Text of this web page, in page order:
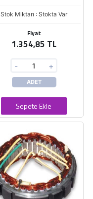
Stok Miktarı : Stokta Var
Fiyat
1.354,85 TL
- +
ADET
Sepete Ekle